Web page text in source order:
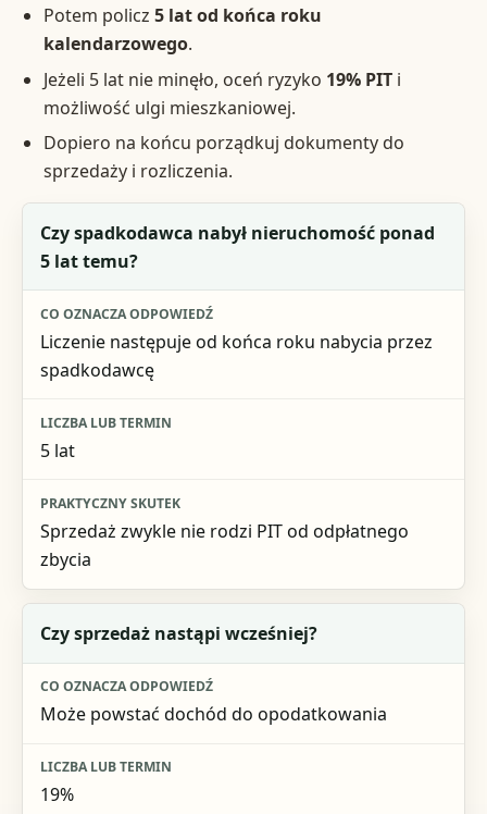
Potem policz 5 lat od końca roku
kalendarzowego.
Jeżeli 5 lat nie minęło, oceń ryzyko 19% PITi
możliwość ulgi mieszkaniowej.
Dopiero na końcu porządkuj dokumenty do
sprzedaży i rozliczenia.
Pytanie kontrolne
Liczba lub termin
Praktyczny skutek
Czy spadkodawca nabył nieruchomość ponad
5 lat temu?
Liczenie następuje od końca roku nabycia przez
spadkodawcę
5 lat
Sprzedaż zwykle nie rodzi PIT od odpłatnego
zbycia
Czy sprzedaż nastąpi wcześniej?
Może powstać dochód do opodatkowania
19%